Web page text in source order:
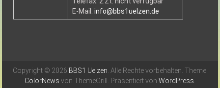
E-Mail:info@bbs1uelzen.de
Copyright © 2026 BBS1 Uelzen . Alle Rechte vorbehalten. Theme:
ColorNews von ThemeGrill. Präsentiert von WordPress